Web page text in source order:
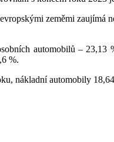
zeměmi zaujímá
automobilů –
%.
nákladní automobily